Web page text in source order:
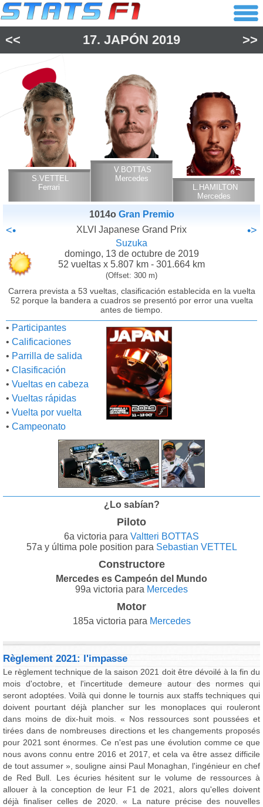
<< 17. JAPÓN 2019 >>
S.VETTEL
Ferrari
V.BOTTAS
Mercedes
L.HAMILTON
Mercedes
1014o Gran Premio
<• XLVI Japanese Grand Prix •>
Suzuka
domingo, 13 de octubre de 2019
52 vueltas x 5.807 km - 301.664 km
(Offset: 300 m)
Carrera prevista a 53 vueltas, clasificación establecida en la vuelta
52 porque la bandera a cuadros se presentó por error una vuelta
antes de tiempo.
• Participantes
• Calificaciones
• Parrilla de salida
• Clasificación
• Vueltas en cabeza
• Vueltas rápidas
• Vuelta por vuelta
• Campeonato
¿Lo sabían?
Piloto
6a victoria para Valtteri BOTTAS
57a y última pole position para Sebastian VETTEL
Constructore
Mercedes es Campeón del Mundo
99a victoria para Mercedes
Motor
185a victoria para Mercedes
Règlement 2021: l'impasse
Le règlement technique de la saison 2021 doit être dévoilé à la fin du
mois d'octobre, et l'incertitude demeure autour des normes qui
seront adoptées. Voilà qui donne le tournis aux staffs techniques qui
doivent pourtant déjà plancher sur les monoplaces qui rouleront
dans moins de dix-huit mois. « Nos ressources sont poussées et
tirées dans de nombreuses directions et les changements proposés
pour 2021 sont énormes. Ce n'est pas une évolution comme ce que
nous avons connu entre 2016 et 2017, et cela va être assez difficile
de tout assumer », souligne ainsi Paul Monaghan, l'ingénieur en chef
de Red Bull. Les écuries hésitent sur le volume de ressources à
allouer à la conception de leur F1 de 2021, alors qu'elles doivent
déjà finaliser celles de 2020. « La nature précise des nouvelles